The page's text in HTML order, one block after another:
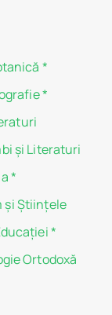
*
*
și Literaturi
*
şi Ştiinţele
*
Ortodoxă